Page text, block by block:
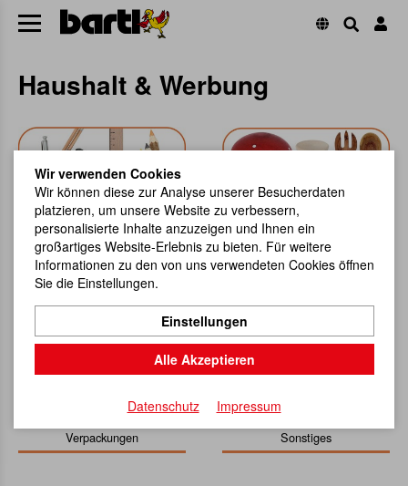
Haushalt & Werbung
Büro-Artikel Haushalt und Nützliches
Verpackungen Sonstiges
Wir verwenden Cookies
Wir können diese zur Analyse unserer Besucherdaten
platzieren, um unsere Website zu verbessern,
personalisierte Inhalte anzuzeigen und Ihnen ein
großartiges Website-Erlebnis zu bieten. Für weitere
Informationen zu den von uns verwendeten Cookies öffnen
Sie die Einstellungen.
Einstellungen
Alle Akzeptieren
Datenschutz Impressum